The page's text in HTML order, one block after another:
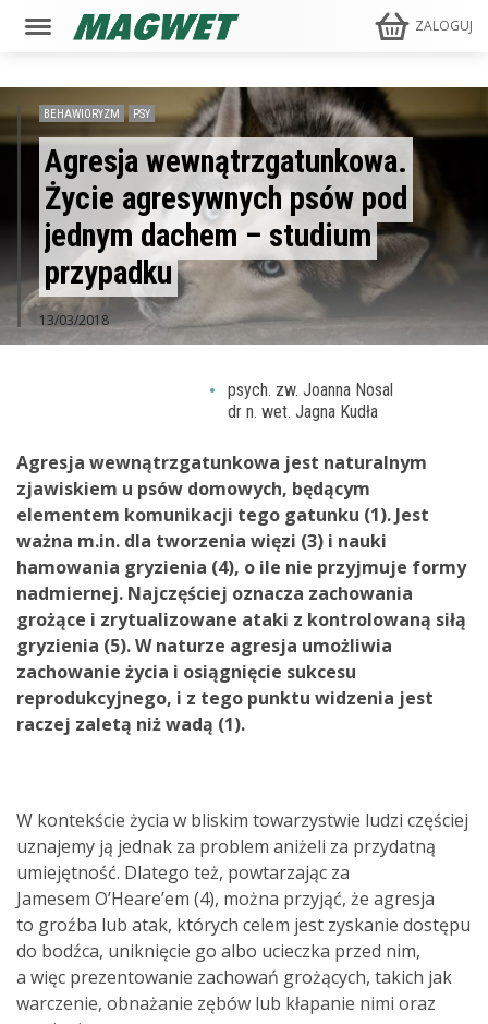
ZALOGUJ
BEHAWIORYZM PSY
Agresja wewnątrzgatunkowa.
Życie agresywnych psów pod
jednym dachem – studium
przypadku
13/03/2018
psych. zw. Joanna Nosal
dr n. wet. Jagna Kudła
Agresja wewnątrzgatunkowa jest naturalnym
zjawiskiem u psów domowych, będącym
elementem komunikacji tego gatunku (1). Jest
ważna m.in. dla tworzenia więzi (3) i nauki
hamowania gryzienia (4), o ile nie przyjmuje formy
nadmiernej. Najczęściej oznacza zachowania
grożące i zrytualizowane ataki z kontrolowaną siłą
gryzienia (5). W naturze agresja umożliwia
zachowanie życia i osiągnięcie sukcesu
reprodukcyjnego, i z tego punktu widzenia jest
raczej zaletą niż wadą (1).
W kontekście życia w bliskim towarzystwie ludzi częściej
uznajemy ją jednak za problem aniżeli za przydatną
umiejętność. Dlatego też, powtarzając za
Jamesem O’Heare’em (4), można przyjąć, że agresja
to groźba lub atak, których celem jest zyskanie dostępu
do bodźca, uniknięcie go albo ucieczka przed nim,
a więc prezentowanie zachowań grożących, takich jak
warczenie, obnażanie zębów lub kłapanie nimi oraz